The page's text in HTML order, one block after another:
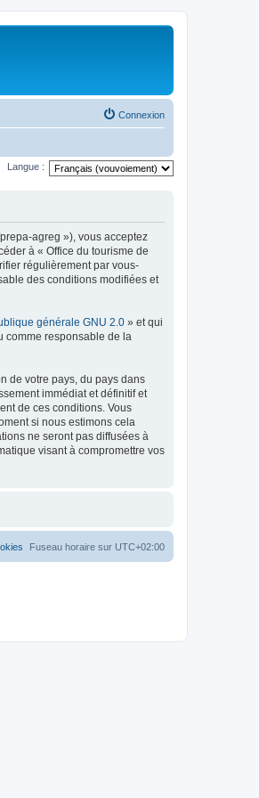
Connexion
Langue :
agreg »), vous acceptez
à « Office du tourisme de
régulièrement par vous-
des conditions modifiées et
générale GNU 2.0 » et qui
comme responsable de la
de votre pays, du pays dans
immédiat et définitif et
de ces conditions. Vous
si nous estimons cela
ne seront pas diffusées à
visant à compromettre vos
Fuseau horaire sur UTC+02:00